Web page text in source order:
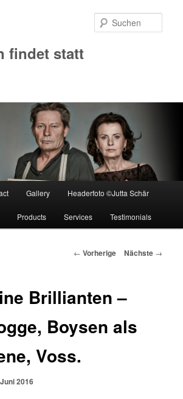
findet statt
Gallery Headerfoto ©Jutta Schär
Products Services Testimonials
Artikelnavigation
← Vorherige Nächste →
Brillianten –
Boysen als
Voss.
2016